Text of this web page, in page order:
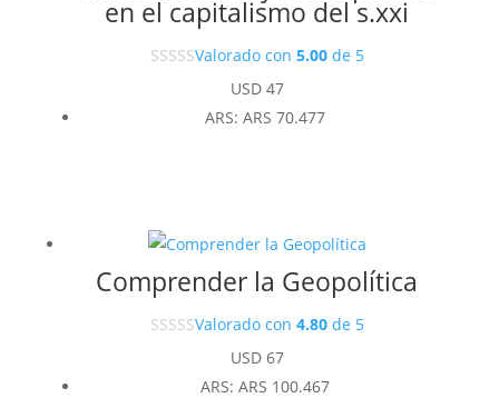
en el capitalismo del s.xxi
Valorado con 5.00de 5
USD47
ARS: ARS 70.477
Comprender la Geopolítica
Valorado con 4.80de 5
USD67
ARS: ARS 100.467